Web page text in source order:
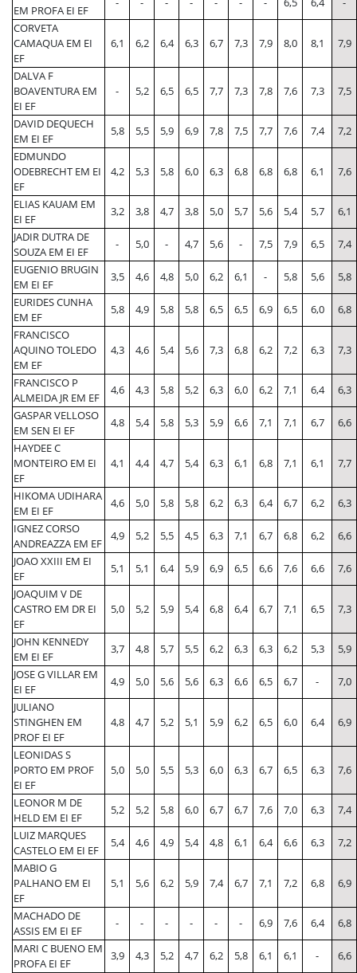
EM PROFA EI EF
CORVETA
CAMAQUA EM EI
EF
6,1 6,2 6,4 6,3 6,7 7,3 7,9 8,0 8,1 7,9
DALVA F
BOAVENTURA EM
EI EF
- 5,2 6,5 6,5 7,7 7,3 7,8 7,6 7,3 7,5
DAVID DEQUECH
EM EI EF
5,8 5,5 5,9 6,9 7,8 7,5 7,7 7,6 7,4
7,2
EDMUNDO
ODEBRECHT EM EI
EF
4,2 5,3 5,8 6,0 6,3 6,8 6,8 6,8 6,1 7,6
ELIAS KAUAM EM
EI EF
3,2 3,8 4,7 3,8 5,0 5,7 5,6 5,4 5,7
6,1
JADIR DUTRA DE
SOUZA EM EI EF
- 5,0 - 4,7 5,6 - 7,5 7,9 6,5
7,4
EUGENIO BRUGIN
EM EI EF
3,5 4,6 4,8 5,0 6,2 6,1 - 5,8 5,6
5,8
EURIDES CUNHA
EM EF
5,8 4,9 5,8 5,8 6,5 6,5 6,9 6,5 6,0
6,8
FRANCISCO
AQUINO TOLEDO
EM EF
4,3 4,6 5,4 5,6 7,3 6,8 6,2 7,2 6,3 7,3
FRANCISCO P
ALMEIDA JR EM EF
4,6 4,3 5,8 5,2 6,3 6,0 6,2 7,1 6,4
6,3
GASPAR VELLOSO
EM SEN EI EF
4,8 5,4 5,8 5,3 5,9 6,6 7,1 7,1 6,7
6,6
HAYDEE C
MONTEIRO EM EI
EF
4,1 4,4 4,7 5,4 6,3 6,1 6,8 7,1 6,1 7,7
HIKOMA UDIHARA
EM EI EF
4,6 5,0 5,8 5,8 6,2 6,3 6,4 6,7 6,2
6,3
IGNEZ CORSO
ANDREAZZA EM EF
4,9 5,2 5,5 4,5 6,3 7,1 6,7 6,8 6,2
6,6
JOAO XXIII EM EI
EF
5,1 5,1 6,4 5,9 6,9 6,5 6,6 7,6 6,6
7,6
JOAQUIM V DE
CASTRO EM DR EI
EF
5,0 5,2 5,9 5,4 6,8 6,4 6,7 7,1 6,5 7,3
JOHN KENNEDY
EM EI EF
3,7 4,8 5,7 5,5 6,2 6,3 6,3 6,2 5,3
5,9
JOSE G VILLAR EM
EI EF
4,9 5,0 5,6 5,6 6,3 6,6 6,5 6,7 -
7,0
JULIANO
STINGHEN EM
PROF EI EF
4,8 4,7 5,2 5,1 5,9 6,2 6,5 6,0 6,4 6,9
LEONIDAS S
PORTO EM PROF
EI EF
5,0 5,0 5,5 5,3 6,0 6,3 6,7 6,5 6,3 7,6
LEONOR M DE
HELD EM EI EF
5,2 5,2 5,8 6,0 6,7 6,7 7,6 7,0 6,3
7,4
LUIZ MARQUES
CASTELO EM EI EF
5,4 4,6 4,9 5,4 4,8 6,1 6,4 6,6 6,3
7,2
MABIO G
PALHANO EM EI
EF
5,1 5,6 6,2 5,9 7,4 6,7 7,1 7,2 6,8 6,9
MACHADO DE
ASSIS EM EI EF
- - - - - - 6,9 7,6 6,4
6,8
MARI C BUENO EM
PROFA EI EF
3,9 4,3 5,2 4,7 6,2 5,8 6,1 6,1 -
6,6